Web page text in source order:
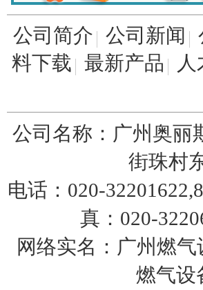
特安点型可燃气体探测器ES2000T
公司简介 公司新闻
料下载 最新产品
公司名称：广州奥丽
街珠村
电话：020-
真：020-
网络实名：广州燃
燃气设